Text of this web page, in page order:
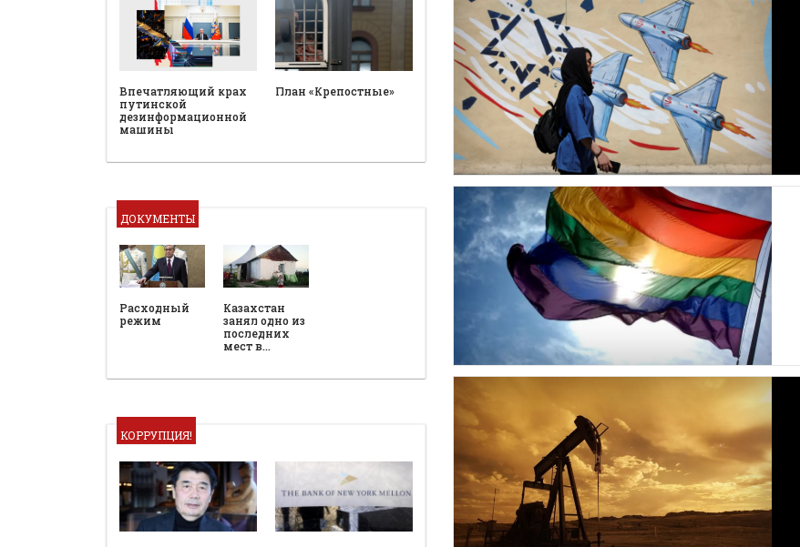
Впечатляющий крах
путинской
дезинформационной
машины
План «Крепостные»
ДОКУМЕНТЫ
Расходный
режим
Казахстан
занял одно из
последних
мест в…
КОРРУПЦИЯ!